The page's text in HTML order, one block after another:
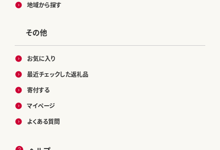
地域から探す
その他
お気に入り
最近チェックした返礼品
寄付する
マイページ
よくある質問